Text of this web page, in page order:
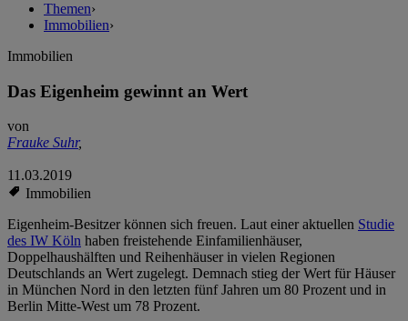
Themen›
Immobilien›
Immobilien
Das Eigenheim gewinnt an Wert
von
Frauke Suhr,
11.03.2019
Immobilien
Eigenheim-Besitzer können sich freuen. Laut einer aktuellen Studie
des IW Köln haben freistehende Einfamilienhäuser,
Doppelhaushälften und Reihenhäuser in vielen Regionen
Deutschlands an Wert zugelegt. Demnach stieg der Wert für Häuser
in München Nord in den letzten fünf Jahren um 80 Prozent und in
Berlin Mitte-West um 78 Prozent.